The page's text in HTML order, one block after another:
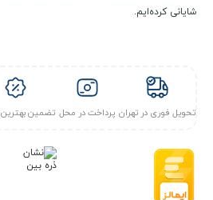
شایانی کرده‌ایم.
تحویل فوری در تهران پرداخت در محل تضمین